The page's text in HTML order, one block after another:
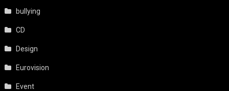
bullying
CD
Design
Eurovision
Event